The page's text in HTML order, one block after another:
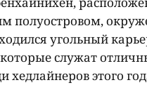
полуостровом,
угольный
служат
этого